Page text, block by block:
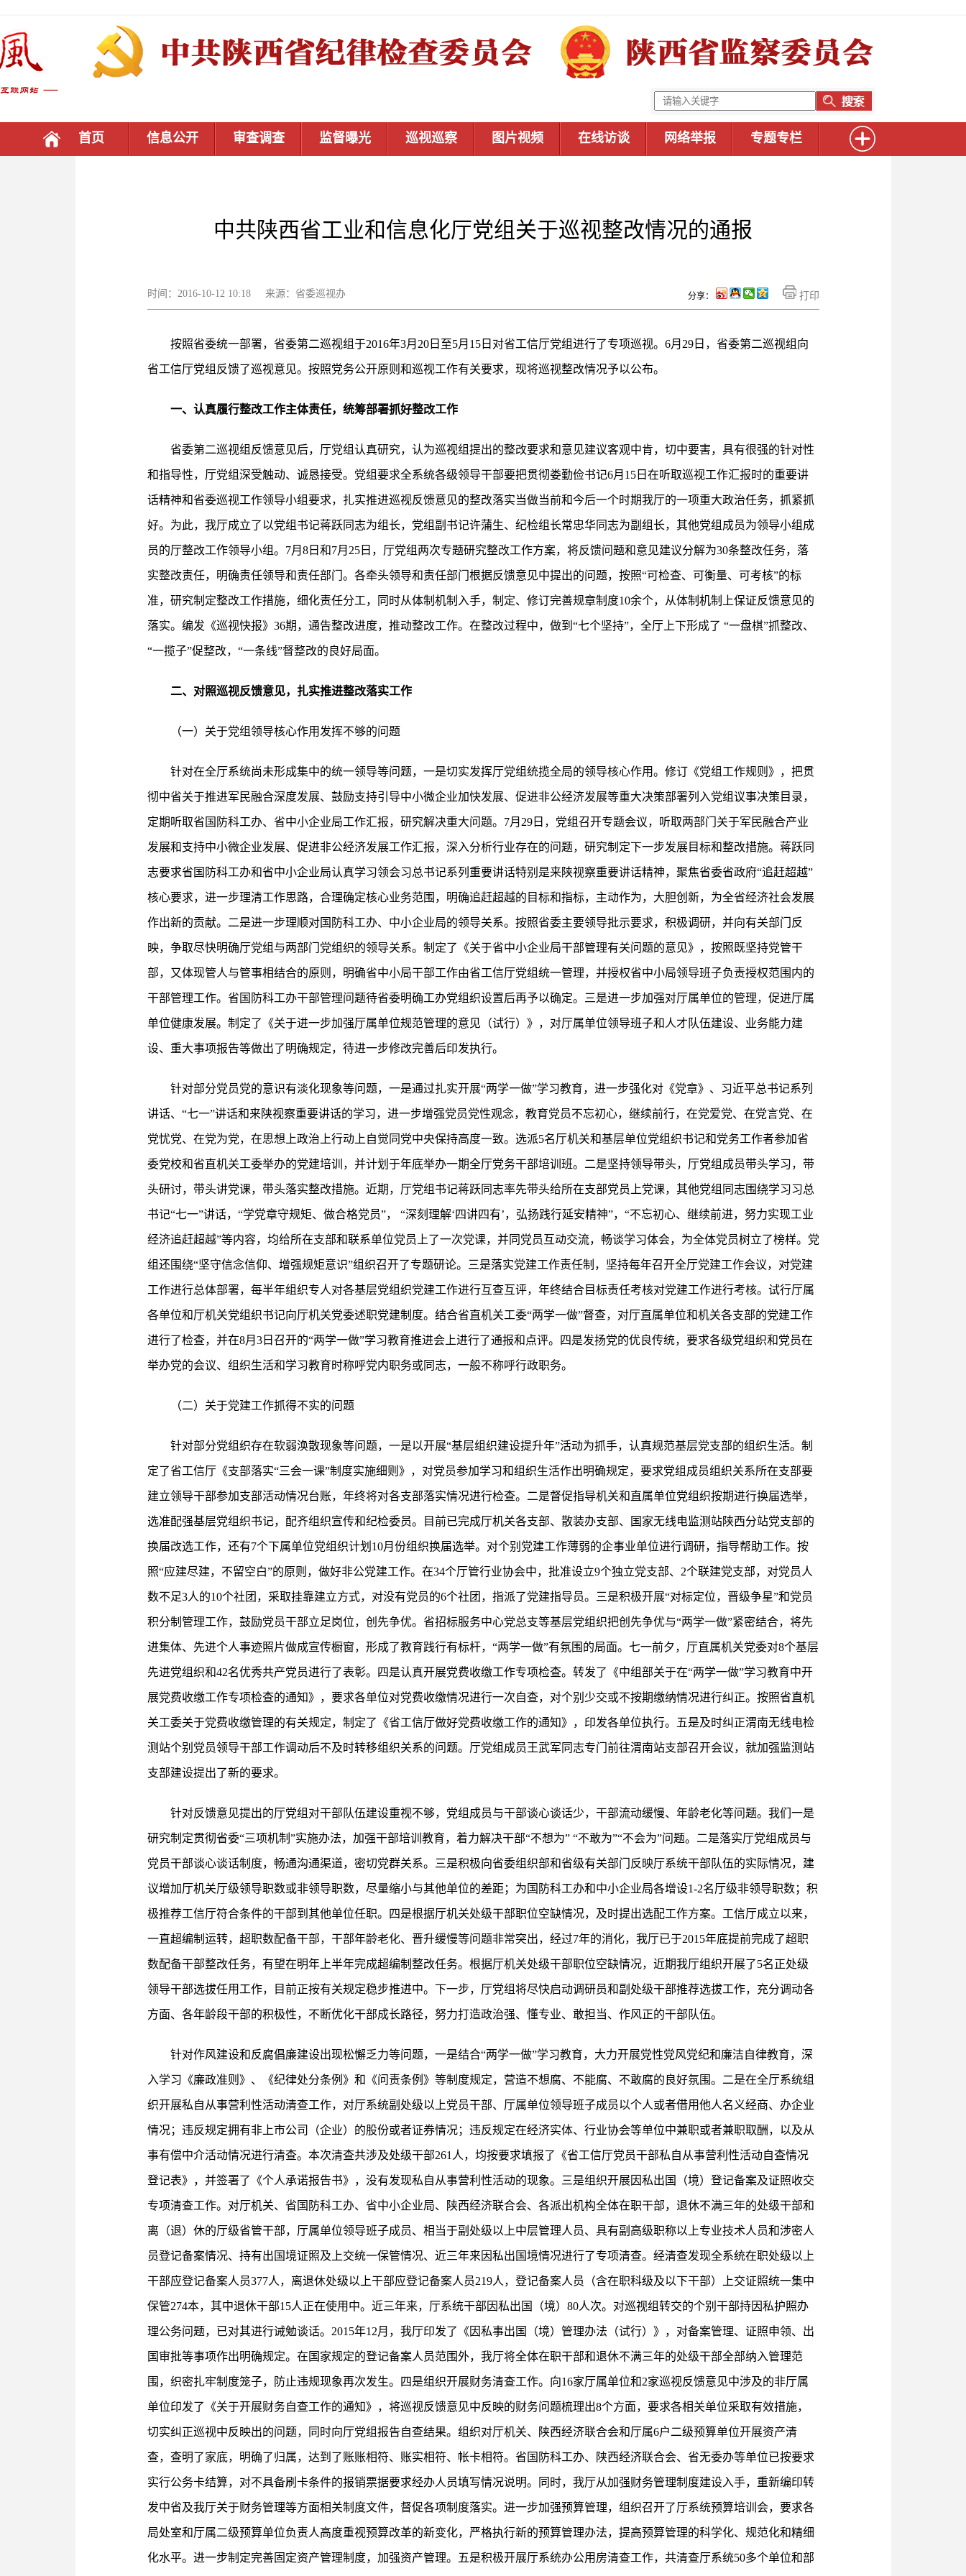
首页 信息公开 审查调查 监督曝光 巡视巡察 图片视频 在线访谈 网络举报 专题专栏
中共陕西省工业和信息化厅党组关于巡视整改情况的通报
时间：2016-10-12 10:18 来源：省委巡视办 打印
分享：
按照省委统一部署，省委第二巡视组于2016年3月20日至5月15日对省工信厅党组进行了专项巡视。6月29日，省委第二巡视组向
省工信厅党组反馈了巡视意见。按照党务公开原则和巡视工作有关要求，现将巡视整改情况予以公布。
一、认真履行整改工作主体责任，统筹部署抓好整改工作
省委第二巡视组反馈意见后，厅党组认真研究，认为巡视组提出的整改要求和意见建议客观中肯，切中要害，具有很强的针对性
和指导性，厅党组深受触动、诚恳接受。党组要求全系统各级领导干部要把贯彻娄勤俭书记6月15日在听取巡视工作汇报时的重要讲
话精神和省委巡视工作领导小组要求，扎实推进巡视反馈意见的整改落实当做当前和今后一个时期我厅的一项重大政治任务，抓紧抓
好。为此，我厅成立了以党组书记蒋跃同志为组长，党组副书记许蒲生、纪检组长常忠华同志为副组长，其他党组成员为领导小组成
员的厅整改工作领导小组。7月8日和7月25日，厅党组两次专题研究整改工作方案，将反馈问题和意见建议分解为30条整改任务，落
实整改责任，明确责任领导和责任部门。各牵头领导和责任部门根据反馈意见中提出的问题，按照“可检查、可衡量、可考核”的标
准，研究制定整改工作措施，细化责任分工，同时从体制机制入手，制定、修订完善规章制度10余个，从体制机制上保证反馈意见的
落实。编发《巡视快报》36期，通告整改进度，推动整改工作。在整改过程中，做到“七个坚持”，全厅上下形成了 “一盘棋”抓整改、
“一揽子”促整改，“一条线”督整改的良好局面。
二、对照巡视反馈意见，扎实推进整改落实工作
（一）关于党组领导核心作用发挥不够的问题
针对在全厅系统尚未形成集中的统一领导等问题，一是切实发挥厅党组统揽全局的领导核心作用。修订《党组工作规则》，把贯
彻中省关于推进军民融合深度发展、鼓励支持引导中小微企业加快发展、促进非公经济发展等重大决策部署列入党组议事决策目录，
定期听取省国防科工办、省中小企业局工作汇报，研究解决重大问题。7月29日，党组召开专题会议，听取两部门关于军民融合产业
发展和支持中小微企业发展、促进非公经济发展工作汇报，深入分析行业存在的问题，研究制定下一步发展目标和整改措施。蒋跃同
志要求省国防科工办和省中小企业局认真学习领会习总书记系列重要讲话特别是来陕视察重要讲话精神，聚焦省委省政府“追赶超越”
核心要求，进一步理清工作思路，合理确定核心业务范围，明确追赶超越的目标和指标，主动作为，大胆创新，为全省经济社会发展
作出新的贡献。二是进一步理顺对国防科工办、中小企业局的领导关系。按照省委主要领导批示要求，积极调研，并向有关部门反
映，争取尽快明确厅党组与两部门党组织的领导关系。制定了《关于省中小企业局干部管理有关问题的意见》，按照既坚持党管干
部，又体现管人与管事相结合的原则，明确省中小局干部工作由省工信厅党组统一管理，并授权省中小局领导班子负责授权范围内的
干部管理工作。省国防科工办干部管理问题待省委明确工办党组织设置后再予以确定。三是进一步加强对厅属单位的管理，促进厅属
单位健康发展。制定了《关于进一步加强厅属单位规范管理的意见（试行）》，对厅属单位领导班子和人才队伍建设、业务能力建
设、重大事项报告等做出了明确规定，待进一步修改完善后印发执行。
针对部分党员党的意识有淡化现象等问题，一是通过扎实开展“两学一做”学习教育，进一步强化对《党章》、习近平总书记系列
讲话、“七一”讲话和来陕视察重要讲话的学习，进一步增强党员党性观念，教育党员不忘初心，继续前行，在党爱党、在党言党、在
党忧党、在党为党，在思想上政治上行动上自觉同党中央保持高度一致。选派5名厅机关和基层单位党组织书记和党务工作者参加省
委党校和省直机关工委举办的党建培训，并计划于年底举办一期全厅党务干部培训班。二是坚持领导带头，厅党组成员带头学习，带
头研讨，带头讲党课，带头落实整改措施。近期，厅党组书记蒋跃同志率先带头给所在支部党员上党课，其他党组同志围绕学习习总
书记“七一”讲话，“学党章守规矩、做合格党员”， “深刻理解‘四讲四有’，弘扬践行延安精神”，“不忘初心、继续前进，努力实现工业
经济追赶超越”等内容，均给所在支部和联系单位党员上了一次党课，并同党员互动交流，畅谈学习体会，为全体党员树立了榜样。党
组还围绕“坚守信念信仰、增强规矩意识”组织召开了专题研论。三是落实党建工作责任制，坚持每年召开全厅党建工作会议，对党建
工作进行总体部署，每半年组织专人对各基层党组织党建工作进行互查互评，年终结合目标责任考核对党建工作进行考核。试行厅属
各单位和厅机关党组织书记向厅机关党委述职党建制度。结合省直机关工委“两学一做”督查，对厅直属单位和机关各支部的党建工作
进行了检查，并在8月3日召开的“两学一做”学习教育推进会上进行了通报和点评。四是发扬党的优良传统，要求各级党组织和党员在
举办党的会议、组织生活和学习教育时称呼党内职务或同志，一般不称呼行政职务。
（二）关于党建工作抓得不实的问题
针对部分党组织存在软弱涣散现象等问题，一是以开展“基层组织建设提升年”活动为抓手，认真规范基层党支部的组织生活。制
定了省工信厅《支部落实“三会一课”制度实施细则》，对党员参加学习和组织生活作出明确规定，要求党组成员组织关系所在支部要
建立领导干部参加支部活动情况台账，年终将对各支部落实情况进行检查。二是督促指导机关和直属单位党组织按期进行换届选举，
选准配强基层党组织书记，配齐组织宣传和纪检委员。目前已完成厅机关各支部、散装办支部、国家无线电监测站陕西分站党支部的
换届改选工作，还有7个下属单位党组织计划10月份组织换届选举。对个别党建工作薄弱的企事业单位进行调研，指导帮助工作。按
照“应建尽建，不留空白”的原则，做好非公党建工作。在34个厅管行业协会中，批准设立9个独立党支部、2个联建党支部，对党员人
数不足3人的10个社团，采取挂靠建立方式，对没有党员的6个社团，指派了党建指导员。三是积极开展“对标定位，晋级争星”和党员
积分制管理工作，鼓励党员干部立足岗位，创先争优。省招标服务中心党总支等基层党组织把创先争优与“两学一做”紧密结合，将先
进集体、先进个人事迹照片做成宣传橱窗，形成了教育践行有标杆，“两学一做”有氛围的局面。七一前夕，厅直属机关党委对8个基层
先进党组织和42名优秀共产党员进行了表彰。四是认真开展党费收缴工作专项检查。转发了《中组部关于在“两学一做”学习教育中开
展党费收缴工作专项检查的通知》，要求各单位对党费收缴情况进行一次自查，对个别少交或不按期缴纳情况进行纠正。按照省直机
关工委关于党费收缴管理的有关规定，制定了《省工信厅做好党费收缴工作的通知》，印发各单位执行。五是及时纠正渭南无线电检
测站个别党员领导干部工作调动后不及时转移组织关系的问题。厅党组成员王武军同志专门前往渭南站支部召开会议，就加强监测站
支部建设提出了新的要求。
针对反馈意见提出的厅党组对干部队伍建设重视不够，党组成员与干部谈心谈话少，干部流动缓慢、年龄老化等问题。我们一是
研究制定贯彻省委“三项机制”实施办法，加强干部培训教育，着力解决干部“不想为” “不敢为”“不会为”问题。二是落实厅党组成员与
党员干部谈心谈话制度，畅通沟通渠道，密切党群关系。三是积极向省委组织部和省级有关部门反映厅系统干部队伍的实际情况，建
议增加厅机关厅级领导职数或非领导职数，尽量缩小与其他单位的差距；为国防科工办和中小企业局各增设1-2名厅级非领导职数；积
极推荐工信厅符合条件的干部到其他单位任职。四是根据厅机关处级干部职位空缺情况，及时提出选配工作方案。工信厅成立以来，
一直超编制运转，超职数配备干部，干部年龄老化、晋升缓慢等问题非常突出，经过7年的消化，我厅已于2015年底提前完成了超职
数配备干部整改任务，有望在明年上半年完成超编制整改任务。根据厅机关处级干部职位空缺情况，近期我厅组织开展了5名正处级
领导干部选拔任用工作，目前正按有关规定稳步推进中。下一步，厅党组将尽快启动调研员和副处级干部推荐选拔工作，充分调动各
方面、各年龄段干部的积极性，不断优化干部成长路径，努力打造政治强、懂专业、敢担当、作风正的干部队伍。
针对作风建设和反腐倡廉建设出现松懈乏力等问题，一是结合“两学一做”学习教育，大力开展党性党风党纪和廉洁自律教育，深
入学习《廉政准则》、《纪律处分条例》和《问责条例》等制度规定，营造不想腐、不能腐、不敢腐的良好氛围。二是在全厅系统组
织开展私自从事营利性活动清查工作，对厅系统副处级以上党员干部、厅属单位领导班子成员以个人或者借用他人名义经商、办企业
情况；违反规定拥有非上市公司（企业）的股份或者证券情况；违反规定在经济实体、行业协会等单位中兼职或者兼职取酬，以及从
事有偿中介活动情况进行清查。本次清查共涉及处级干部261人，均按要求填报了《省工信厅党员干部私自从事营利性活动自查情况
登记表》，并签署了《个人承诺报告书》，没有发现私自从事营利性活动的现象。三是组织开展因私出国（境）登记备案及证照收交
专项清查工作。对厅机关、省国防科工办、省中小企业局、陕西经济联合会、各派出机构全体在职干部，退休不满三年的处级干部和
离（退）休的厅级省管干部，厅属单位领导班子成员、相当于副处级以上中层管理人员、具有副高级职称以上专业技术人员和涉密人
员登记备案情况、持有出国境证照及上交统一保管情况、近三年来因私出国境情况进行了专项清查。经清查发现全系统在职处级以上
干部应登记备案人员377人，离退休处级以上干部应登记备案人员219人，登记备案人员（含在职科级及以下干部）上交证照统一集中
保管274本，其中退休干部15人正在使用中。近三年来，厅系统干部因私出国（境）80人次。对巡视组转交的个别干部持因私护照办
理公务问题，已对其进行诫勉谈话。2015年12月，我厅印发了《因私事出国（境）管理办法（试行）》，对备案管理、证照申领、出
国审批等事项作出明确规定。在国家规定的登记备案人员范围外，我厅将全体在职干部和退休不满三年的处级干部全部纳入管理范
围，织密扎牢制度笼子，防止违规现象再次发生。四是组织开展财务清查工作。向16家厅属单位和2家巡视反馈意见中涉及的非厅属
单位印发了《关于开展财务自查工作的通知》，将巡视反馈意见中反映的财务问题梳理出8个方面，要求各相关单位采取有效措施，
切实纠正巡视中反映出的问题，同时向厅党组报告自查结果。组织对厅机关、陕西经济联合会和厅属6户二级预算单位开展资产清
查，查明了家底，明确了归属，达到了账账相符、账实相符、帐卡相符。省国防科工办、陕西经济联合会、省无委办等单位已按要求
实行公务卡结算，对不具备刷卡条件的报销票据要求经办人员填写情况说明。同时，我厅从加强财务管理制度建设入手，重新编印转
发中省及我厅关于财务管理等方面相关制度文件，督促各项制度落实。进一步加强预算管理，组织召开了厅系统预算培训会，要求各
局处室和厅属二级预算单位负责人高度重视预算改革的新变化，严格执行新的预算管理办法，提高预算管理的科学化、规范化和精细
化水平。进一步制定完善固定资产管理制度，加强资产管理。五是积极开展厅系统办公用房清查工作，共清查厅系统50多个单位和部